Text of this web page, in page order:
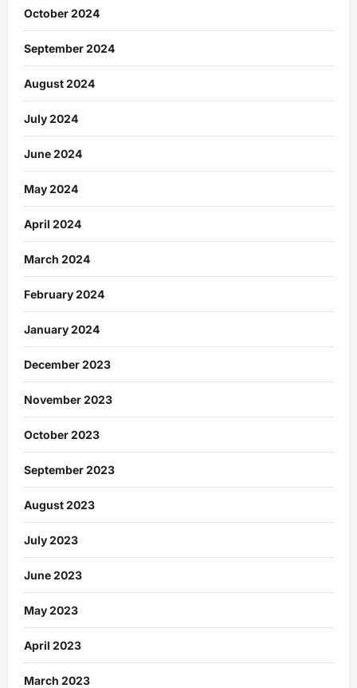
October 2024
September 2024
August 2024
July 2024
June 2024
May 2024
April 2024
March 2024
February 2024
January 2024
December 2023
November 2023
October 2023
September 2023
August 2023
July 2023
June 2023
May 2023
April 2023
March 2023